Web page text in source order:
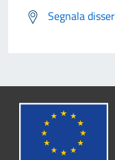
Segnala